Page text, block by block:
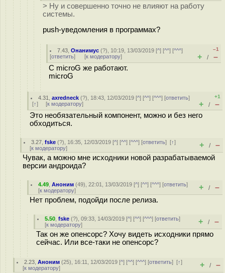
> Ну и совершенно точно не влияют на работу
системы.
push-уведомления в программах?
7.43 ,Онанимус (?), 10:19, 13/03/2019 [^] [^^] [^^^]
[ответить] [к модератору]
–1
+ / –
С microG же работают.
microG
4.31 ,axredneck (?), 18:43, 12/03/2019 [^] [^^] [^^^] [ответить]
[↑] [к модератору]
+1
+ / –
Это необязательный компонент, можно и без него
обходиться.
3.27 ,fske (?), 16:35, 12/03/2019 [^] [^^] [^^^] [ответить][↑]
[к модератору] + / –
Чувак, а можно мне исходники новой разрабатываемой
версии андроида?
4.49 ,Аноним (49), 22:01, 13/03/2019 [^] [^^] [^^^] [ответить]
[к модератору] + / –
Нет проблем, подойди после релиза.
5.50 ,fske (?), 09:33, 14/03/2019 [^] [^^] [^^^] [ответить]
[к модератору] + / –
Так он же опенсорс? Хочу видеть исходники прямо
сейчас. Или все-таки не опенсорс?
2.23 ,Аноним (25), 16:11, 12/03/2019 [^] [^^] [^^^] [ответить][↑]
[к модератору] + / –